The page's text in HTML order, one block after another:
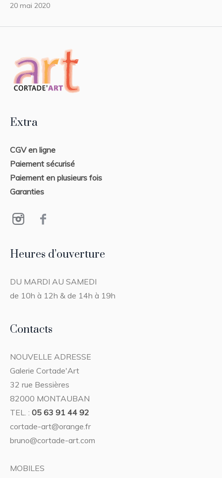
20 mai 2020
Extra
CGV en ligne
Paiement sécurisé
Paiement en plusieurs fois
Garanties
Heures d’ouverture
DU MARDI AU SAMEDI
de 10h à 12h & de 14h à 19h
Contacts
NOUVELLE ADRESSE
Galerie Cortade'Art
32 rue Bessières
82000 MONTAUBAN
TEL. :05 63 91 44 92
cortade-art@orange.fr
bruno@cortade-art.com
MOBILES